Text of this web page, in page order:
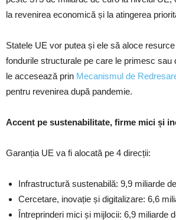
la revenirea economică și la atingerea
Statele UE vor putea și ele să aloce
fondurile structurale pe care le primesc sau
le accesează prin Mecanismul de
pentru revenirea după pandemie.
Accent pe sustenabilitate, firme mici și
Garanția UE va fi alocată pe 4 direcții:
Infrastructură sustenabilă: 9,9 miliarde
Cercetare, inovație și digitalizare: 6,6
Întreprinderi mici și mijlocii: 6,9 miliarde